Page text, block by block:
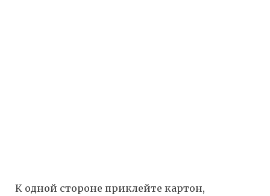
К одной стороне приклейте картон,